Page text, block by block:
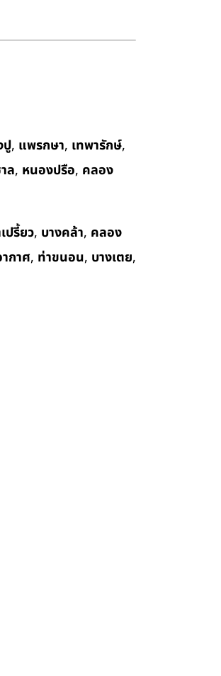
ปู, แพรกษา, เทพารักษ์,
ล, หนองปรือ, คลอง
ปรี้ยว, บางคล้า, คลอง
กาศ, ท่าขนอน, บางเตย,